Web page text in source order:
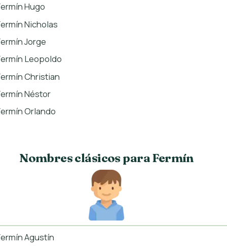
Hugo
Nicholas
Jorge
Leopoldo
Christian
Néstor
Orlando
Nombres clásicos para Fermín
Agustín